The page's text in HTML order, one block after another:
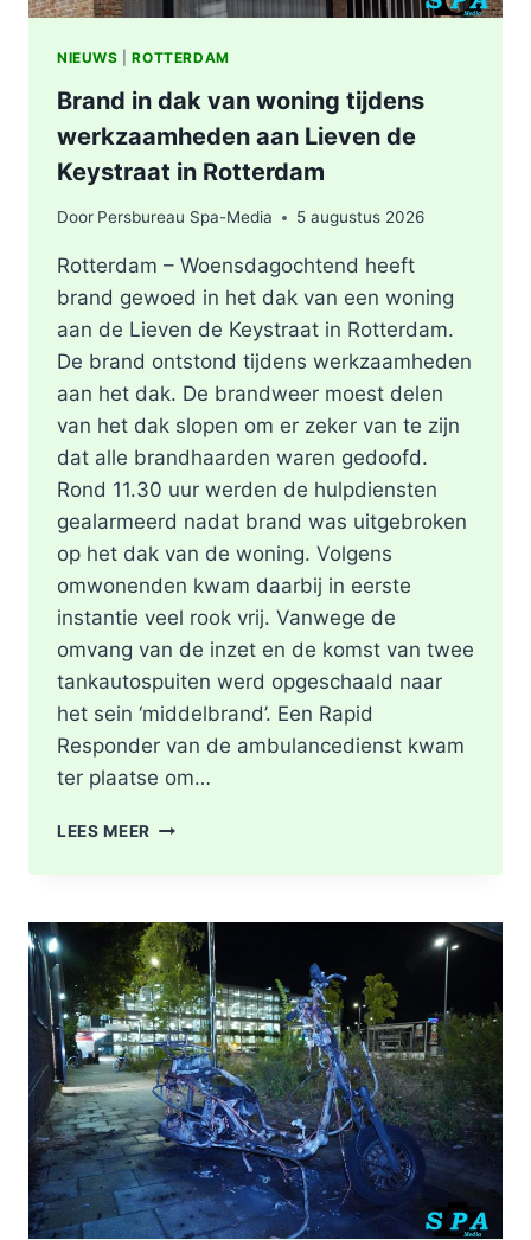
NIEUWS |ROTTERDAM
Brand in dak van woning tijdens
werkzaamheden aan Lieven de
Keystraat in Rotterdam
Door Persbureau Spa-Media 5 augustus 2026
Rotterdam – Woensdagochtend heeft
brand gewoed in het dak van een woning
aan de Lieven de Keystraat in Rotterdam.
De brand ontstond tijdens werkzaamheden
aan het dak. De brandweer moest delen
van het dak slopen om er zeker van te zijn
dat alle brandhaarden waren gedoofd.
Rond 11.30 uur werden de hulpdiensten
gealarmeerd nadat brand was uitgebroken
op het dak van de woning. Volgens
omwonenden kwam daarbij in eerste
instantie veel rook vrij. Vanwege de
omvang van de inzet en de komst van twee
tankautospuiten werd opgeschaald naar
het sein ‘middelbrand’. Een Rapid
Responder van de ambulancedienst kwam
ter plaatse om…
LEES MEER BRAND
WONING
TIJDENS
WERKZAAMHEDEN
AAN
LIEVEN
DE
KEYSTRAAT
IN
ROTTERDAM